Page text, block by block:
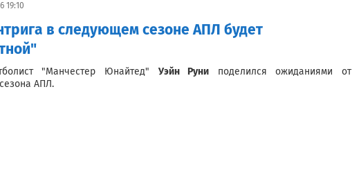
19:10
в следующем сезоне АПЛ будет
"Манчестер Юнайтед" Уэйн Руни поделился ожиданиями от
АПЛ.